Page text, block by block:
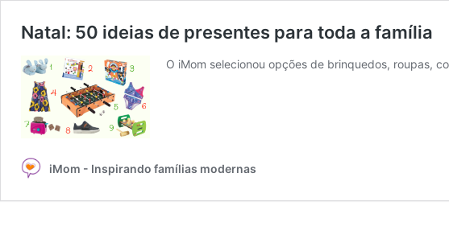
Natal: 50 ideias de presentes para toda a família
O iMom selecionou opções de brinquedos, roupas,
iMom - Inspirando famílias modernas